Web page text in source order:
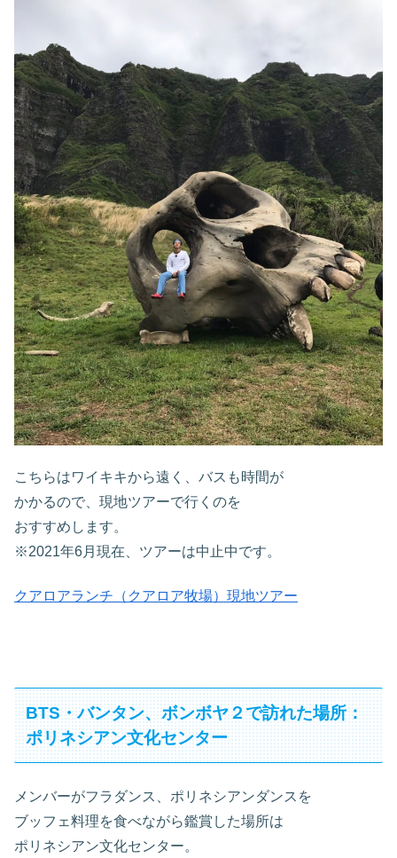
こちらはワイキキから遠く、バスも時間が
かかるので、現地ツアーで行くのを
おすすめします。
※2021年6月現在、ツアーは中止中です。
クアロアランチ（クアロア牧場）現地ツアー
BTS・バンタン、ボンボヤ２で訪れた場所：
ポリネシアン文化センター
メンバーがフラダンス、ポリネシアンダンスを
ブッフェ料理を食べながら鑑賞した場所は
ポリネシアン文化センター。